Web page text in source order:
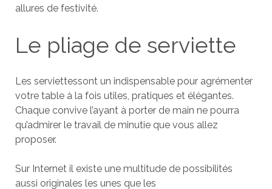
allures de festivité.
Le pliage de serviette
Les serviettessont un indispensable pour agrémenter
votre table à la fois utiles, pratiques et élégantes.
Chaque convive l’ayant à porter de main ne pourra
qu’admirer le travail de minutie que vous allez
proposer.
Sur Internet il existe une multitude de possibilités
aussi originales les unes que les